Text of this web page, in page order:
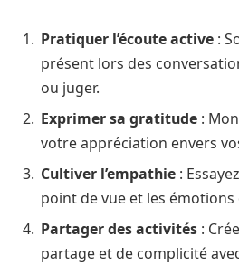
Pratiquer l’écoute active :
présent lors des
ou juger.
Exprimer sa gratitude :
votre appréciation envers
Cultiver l’empathie :
point de vue et les émotions
Partager des activités :
partage et de complicité